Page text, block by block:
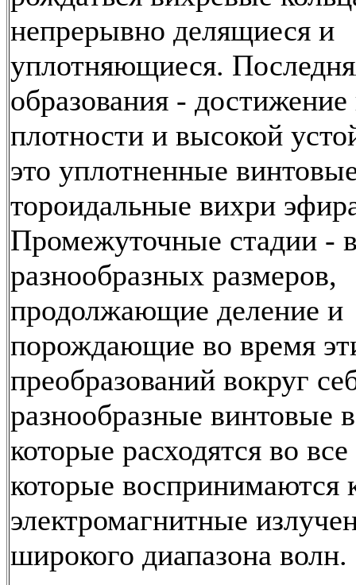
непрерывно делящиеся и
уплотняющиеся.
образования -
плотности и высокой
это уплотненные
тороидальные вихри
Промежуточные стадии -
разнообразных размеров,
продолжающие деление и
порождающие во время
преобразований вокруг
разнообразные винтовые
которые расходятся во
которые воспринимаются
электромагнитные
широкого диапазона волн.